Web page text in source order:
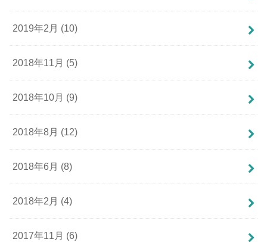
2019年2月 (10)
2018年11月 (5)
2018年10月 (9)
2018年8月 (12)
2018年6月 (8)
2018年2月 (4)
2017年11月 (6)